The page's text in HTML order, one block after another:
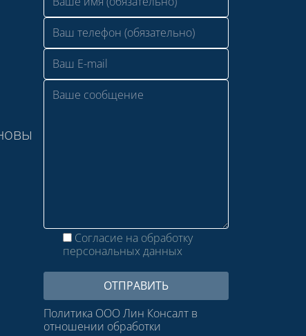
Согласие на обработку
персональных данных
Политика ООО Лин Консалт в
отношении обработки